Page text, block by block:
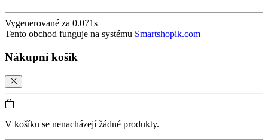
Vygenerované za 0.071s
Tento obchod funguje na systému Smartshopik.com
Nákupní košík
V košíku se nenacházejí žádné produkty.